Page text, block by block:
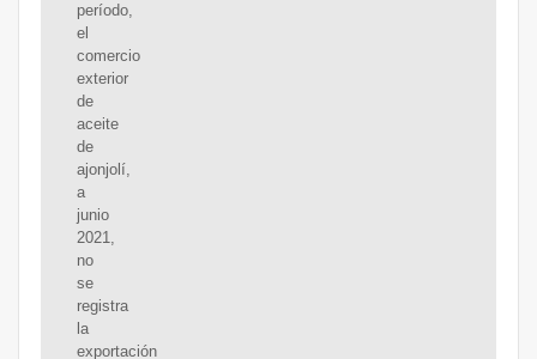
período,
el
comercio
exterior
de
aceite
de
ajonjolí,
a
junio
2021,
no
se
registra
la
exportación